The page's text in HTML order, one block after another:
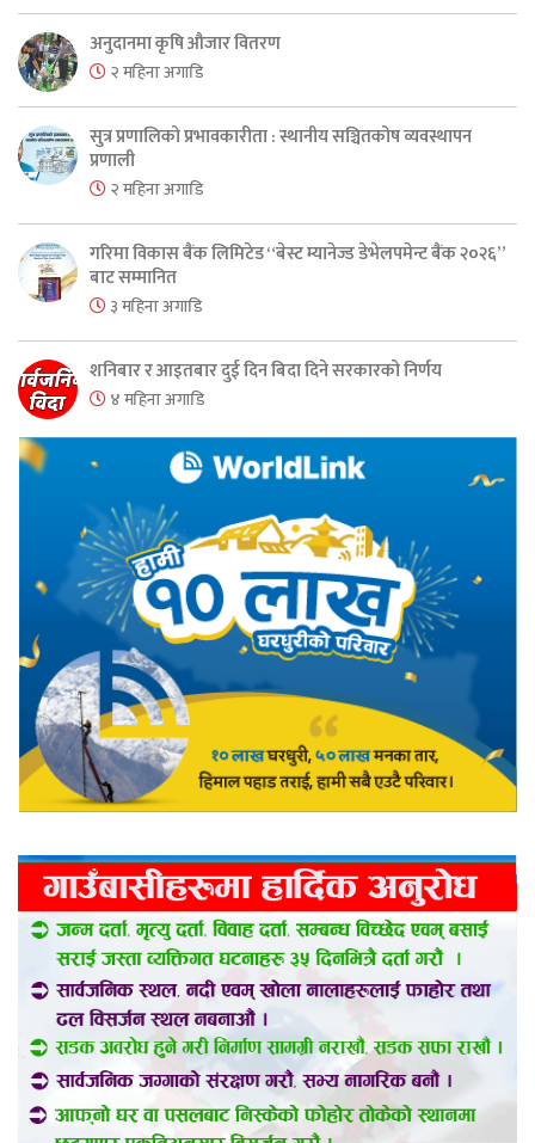
अनुदानमा कृषि औजार वितरण
२ महिना अगाडि
सुत्र प्रणालिको प्रभावकारीता : स्थानीय सञ्चितकोष व्यवस्थापन
प्रणाली
२ महिना अगाडि
गरिमा विकास बैंक लिमिटेड “बेस्ट म्यानेज्ड डेभेलपमेन्ट बैंक २०२६”
बाट सम्मानित
३ महिना अगाडि
शनिबार र आइतबार दुई दिन बिदा दिने सरकारको निर्णय
४ महिना अगाडि